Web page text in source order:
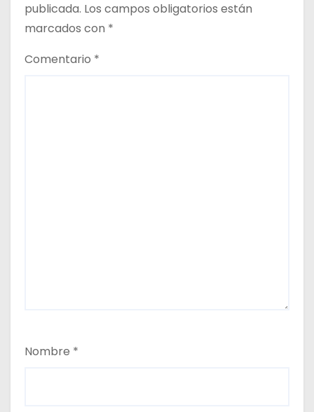
d
a
publicada. Los campos obligatorios están
marcados con *
Comentario *
Nombre *